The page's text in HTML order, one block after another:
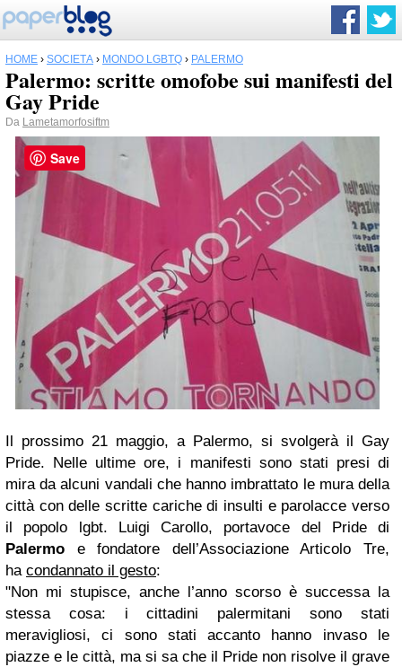
HOME › SOCIETÀ › MONDO LGBTQ › PALERMO
Palermo: scritte omofobe sui manifesti del
Gay Pride
Da Lametamorfosiftm
Il prossimo 21 maggio, a Palermo, si svolgerà il Gay
Pride. Nelle ultime ore, i manifesti sono stati presi di
mira da alcuni vandali che hanno imbrattato le mura della
città con delle scritte cariche di insulti e parolacce verso
il popolo lgbt. Luigi Carollo, portavoce del Pride di
Palermo e fondatore dell’Associazione Articolo Tre,
ha condannato il gesto:
"Non mi stupisce, anche l’anno scorso è successa la
stessa cosa: i cittadini palermitani sono stati
meravigliosi, ci sono stati accanto hanno invaso le
piazze e le città, ma si sa che il Pride non risolve il grave
Save